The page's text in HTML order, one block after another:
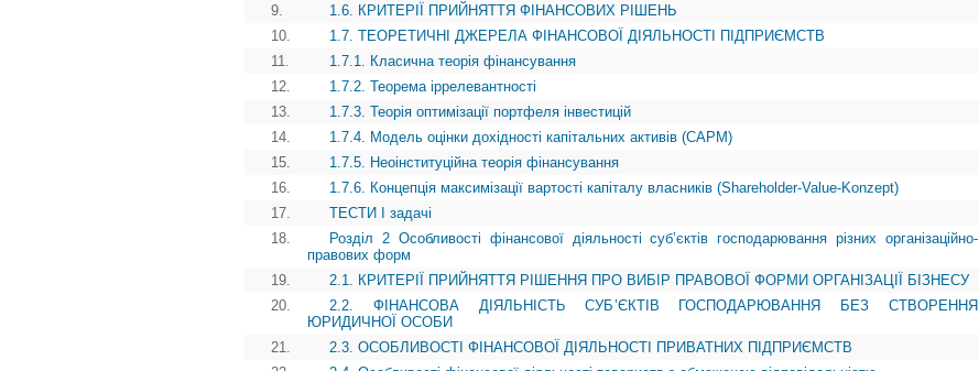
9.
1.6. КРИТЕРІЇ ПРИЙНЯТТЯ ФІНАНСОВИХ РІШЕНЬ
10.
1.7. ТЕОРЕТИЧНІ ДЖЕРЕЛА ФІНАНСОВОЇ ДІЯЛЬНОСТІ ПІДПРИЄМСТВ
11.
1.7.1. Класична теорія фінансування
12.
1.7.2. Теорема іррелевантності
13.
1.7.3. Теорія оптимізації портфеля інвестицій
14.
1.7.4. Модель оцінки дохідності капітальних активів (САРМ)
15.
1.7.5. Неоінституційна теорія фінансування
16.
1.7.6. Концепція максимізації вартості капіталу власників (Shareholder-Value-Konzept)
17.
ТЕСТИ І задачі
18.
Розділ 2 Особливості фінансової діяльності суб’єктів господарювання різних організаційно-
правових форм
19.
2.1. КРИТЕРІЇ ПРИЙНЯТТЯ РІШЕННЯ ПРО ВИБІР ПРАВОВОЇ ФОРМИ ОРГАНІЗАЦІЇ БІЗНЕСУ
20.
2.2. ФІНАНСОВА ДІЯЛЬНІСТЬ СУБ’ЄКТІВ ГОСПОДАРЮВАННЯ БЕЗ СТВОРЕННЯ
ЮРИДИЧНОЇ ОСОБИ
21.
2.3. ОСОБЛИВОСТІ ФІНАНСОВОЇ ДІЯЛЬНОСТІ ПРИВАТНИХ ПІДПРИЄМСТВ